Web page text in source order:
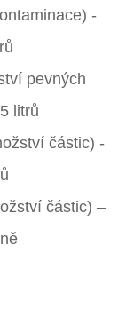
-
pevných
litrů
částic) -
částic) –